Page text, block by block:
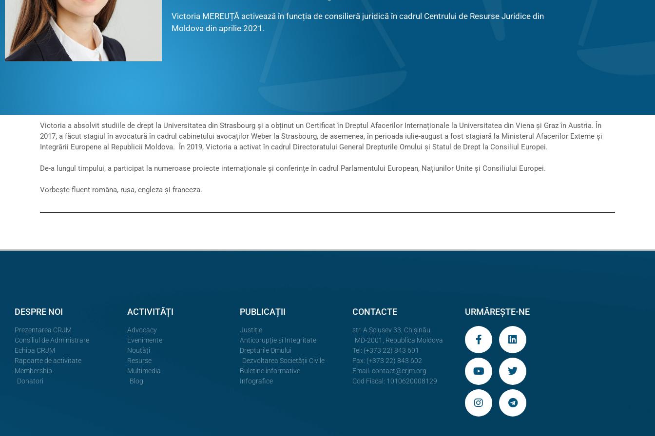
Victoria MEREUȚĂ activează în funcția de consilieră juridică în cadrul Centrului de Resurse Juridice din
Moldova din aprilie 2021.
Victoria a absolvit studiile de drept la Universitatea din Strasbourg și a obținut un Certificat în Dreptul Afacerilor Internaționale la Universitatea din Viena și Graz în Austria. În
2017, a făcut stagiul în avocatură în cadrul cabinetului avocaților Weber la Strasbourg, de asemenea, în perioada iulie-august a fost stagiară la Ministerul Afacerilor Externe și
Integrării Europene al Republicii Moldova. În 2019, Victoria a activat în cadrul Directoratului General Drepturile Omului și Statul de Drept la Consiliul Europei.
De-a lungul timpului, a participat la numeroase proiecte internaționale și conferințe în cadrul Parlamentului European, Națiunilor Unite și Consiliului Europei.
Vorbește fluent româna, rusa, engleza și franceza.
DESPRE NOI
Prezentarea CRJM
Consiliul de Administrare
Echipa CRJM
Rapoarte de activitate
Membership
Donatori
ACTIVITĂȚI
Advocacy
Evenimente
Noutăți
Resurse
Multimedia
Blog
PUBLICAȚII
Justiție
Anticorupție și Integritate
Drepturile Omului
Dezvoltarea Societății Civile
Buletine informative
Infografice
CONTACTE
str. A.Şciusev 33, Chișinău
MD-2001, Republica Moldova
Tel: (+373 22) 843 601
Fax: (+373 22) 843 602
Email: contact@crjm.org
Cod Fiscal: 1010620008129
URMĂREȘTE-NE